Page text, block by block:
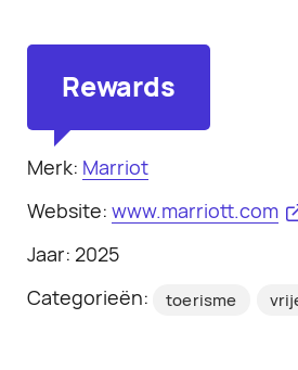
Rewards
Merk: Marriot
Website: www.marriott.com
Jaar: 2025
Categorieën:
toerisme